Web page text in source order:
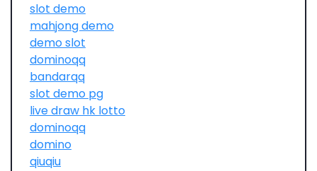
slot demo
mahjong demo
demo slot
dominoqq
bandarqq
slot demo pg
live draw hk lotto
dominoqq
domino
qiuqiu